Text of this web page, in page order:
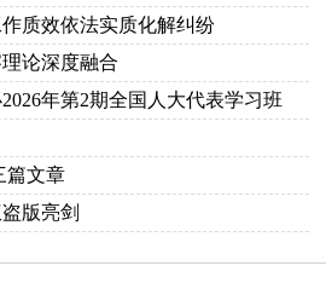
质效依法实质化解纠纷
论深度融合
年第2期全国人大代表学习班
篇文章
版亮剑